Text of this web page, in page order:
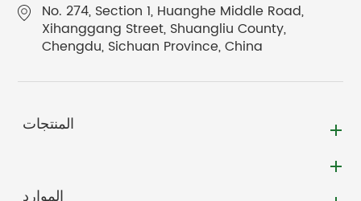
No. 274, Section 1, Huanghe Middle Road,
Xihanggang Street, Shuangliu County,
Chengdu, Sichuan Province, China
المنتجات